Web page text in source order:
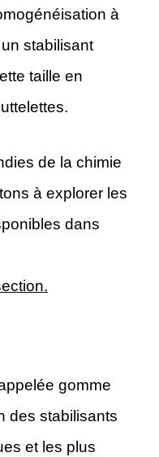
à
stabilisant
taille en
de la chimie
à explorer les
dans
gomme
des stabilisants
et les plus